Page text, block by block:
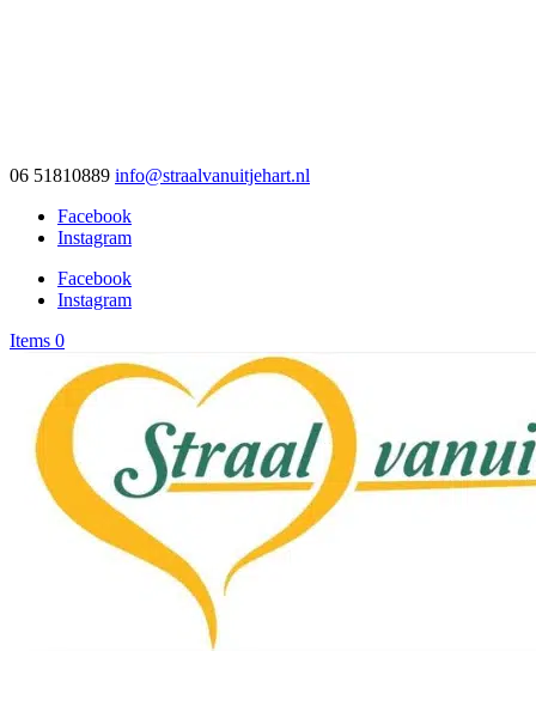
06 51810889 info@straalvanuitjehart.nl
Facebook
Instagram
Facebook
Instagram
Items 0